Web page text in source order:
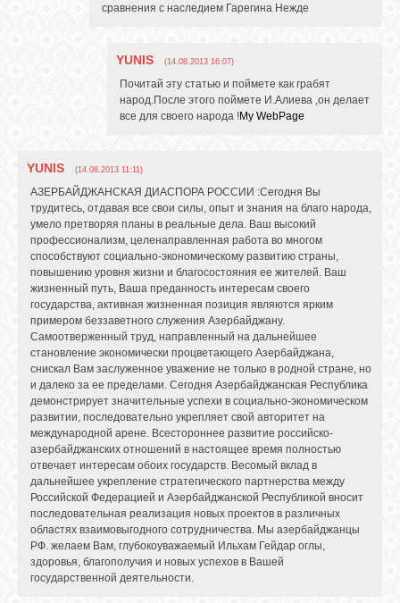
сравнения с наследием Гарегина Нежде
YUNIS (14.08.2013 16:07)
Почитай эту статью и поймете как грабят
народ.После этого поймете И.Алиева ,он делает
все для своего народа !My WebPage
YUNIS (14.08.2013 11:11)
АЗЕРБАЙДЖАНСКАЯ ДИАСПОРА РОССИИ :Сегодня Вы
трудитесь, отдавая все свои силы, опыт и знания на благо народа,
умело претворяя планы в реальные дела. Ваш высокий
профессионализм, целенаправленная работа во многом
способствуют социально-экономическому развитию страны,
повышению уровня жизни и благосостояния ее жителей. Ваш
жизненный путь, Ваша преданность интересам своего
государства, активная жизненная позиция являются ярким
примером беззаветного служения Азербайджану.
Самоотверженный труд, направленный на дальнейшее
становление экономически процветающего Азербайджана,
снискал Вам заслуженное уважение не только в родной стране, но
и далеко за ее пределами. Сегодня Азербайджанская Республика
демонстрирует значительные успехи в социально-экономическом
развитии, последовательно укрепляет свой авторитет на
международной арене. Всестороннее развитие российско-
азербайджанских отношений в настоящее время полностью
отвечает интересам обоих государств. Весомый вклад в
дальнейшее укрепление стратегического партнерства между
Российской Федерацией и Азербайджанской Республикой вносит
последовательная реализация новых проектов в различных
областях взаимовыгодного сотрудничества. Мы азербайджанцы
РФ. желаем Вам, глубокоуважаемый Ильхам Гейдар оглы,
здоровья, благополучия и новых успехов в Вашей
государственной деятельности.